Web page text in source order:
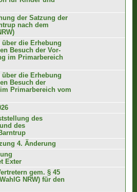
der Satzung der
nach dem
die Erhebung
Besuch der Vor-
im Primarbereich
die Erhebung
Besuch der
Primarbereich vom
des
des
4. Änderung
Exter
gem. § 45
NRW) für den